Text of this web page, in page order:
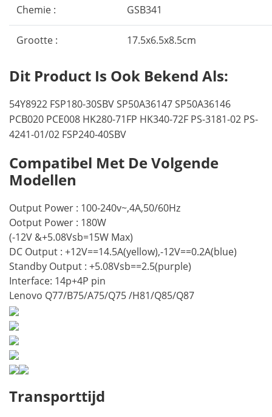
Chemie : GSB341
Grootte : 17.5x6.5x8.5cm
Dit Product Is Ook Bekend Als:
54Y8922 FSP180-30SBV SP50A36147 SP50A36146
PCB020 PCE008 HK280-71FP HK340-72F PS-3181-02 PS-
4241-01/02 FSP240-40SBV
Compatibel Met De Volgende
Modellen
Output Power : 100-240v~,4A,50/60Hz
Ootput Power : 180W
(-12V &+5.08Vsb=15W Max)
DC Output : +12V==14.5A(yellow),-12V==0.2A(blue)
Standby Output : +5.08Vsb==2.5(purple)
Interface: 14p+4P pin
Lenovo Q77/B75/A75/Q75 /H81/Q85/Q87
Transporttijd